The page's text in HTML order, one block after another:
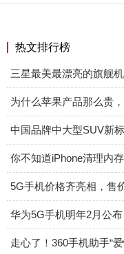
热文排行榜
三星最美最漂亮的旗舰
为什么苹果产品那么贵
中国品牌中大型SUV新
你不知道iPhone清理内
5G手机价格齐亮相，售
华为5G手机明年2月公
走心了！360手机助手“